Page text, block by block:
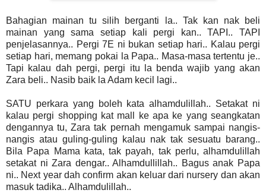
Bahagian mainan tu silih berganti la.. Tak kan nak beli
mainan yang sama setiap kali pergi kan.. TAPI.. TAPI
penjelasannya.. Pergi 7E ni bukan setiap hari.. Kalau pergi
setiap hari, memang pokai la Papa.. Masa-masa tertentu je..
Tapi kalau dah pergi, pergi itu la benda wajib yang akan
Zara beli.. Nasib baik la Adam kecil lagi..
SATU perkara yang boleh kata alhamdulillah.. Setakat ni
kalau pergi shopping kat mall ke apa ke yang seangkatan
dengannya tu, Zara tak pernah mengamuk sampai nangis-
nangis atau guling-guling kalau nak tak sesuatu barang..
Bila Papa Mama kata, tak payah, tak perlu, alhamdulillah
setakat ni Zara dengar.. Alhamdullillah.. Bagus anak Papa
ni.. Next year dah confirm akan keluar dari nursery dan akan
masuk tadika.. Alhamdulillah..